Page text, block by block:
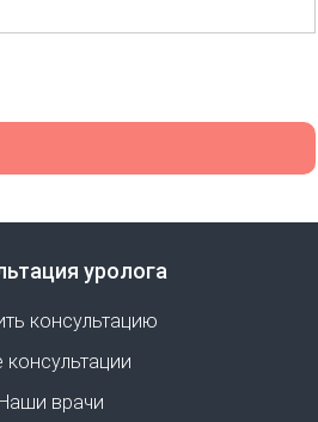
уролога
консультацию
консультации
Наши врачи